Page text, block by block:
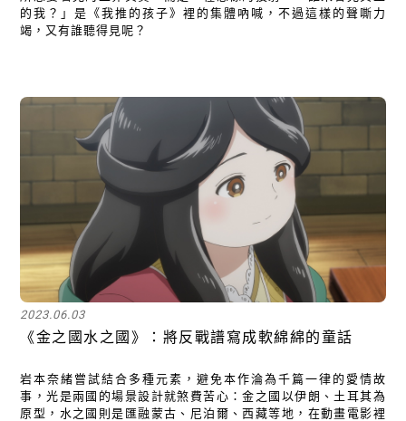
的我？」是《我推的孩子》裡的集體吶喊，不過這樣的聲嘶力
竭，又有誰聽得見呢？
2023.06.03
《金之國水之國》：將反戰譜寫成軟綿綿的童話
岩本奈緒嘗試結合多種元素，避免本作淪為千篇一律的愛情故
事，光是兩國的場景設計就煞費苦心：金之國以伊朗、土耳其為
原型，水之國則是匯融蒙古、尼泊爾、西藏等地，在動畫電影裡